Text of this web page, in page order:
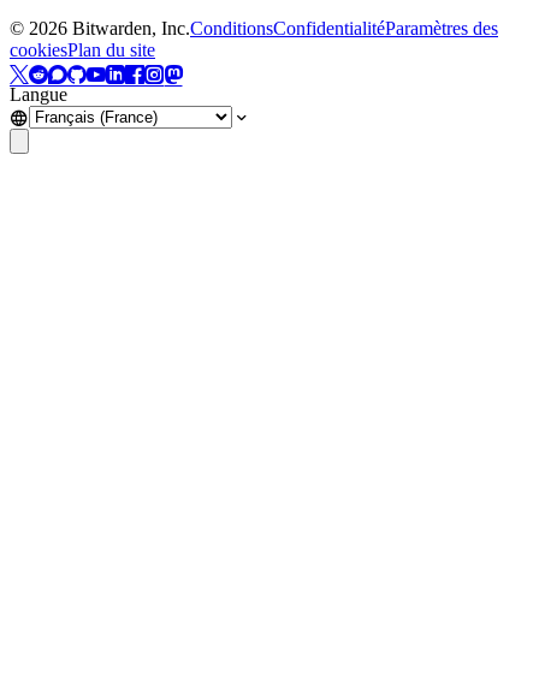
© 2026 Bitwarden, Inc.ConditionsConfidentialitéParamètres des
cookiesPlan du site
Langue